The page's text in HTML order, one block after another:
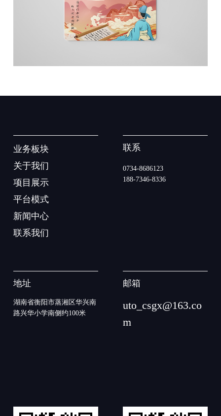
业务板块
关于我们
项目展示
平台模式
新闻中心
联系我们
联系
0734-8686123
188-7346-8336
地址
湖南省衡阳市蒸湘区华兴南
路兴华小学南侧约100米
邮箱
uto_csgx@163.co
m